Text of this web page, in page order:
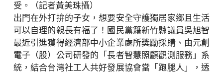
受。（記者黃美珠攝）
出門在外打拚的子女，想要安全守護獨居家鄉且生活
可以自理的親長有福了！國民黨籍新竹縣議員吳旭智
最近引進獲得經濟部中小企業處所獎勵採購、由元創
電子（股）公司研發的「長者智慧照顧觀測服務」系
統，結合台灣社工人共好發展協會當「跑腿人」，透